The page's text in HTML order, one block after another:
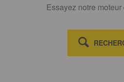
Essayez notre